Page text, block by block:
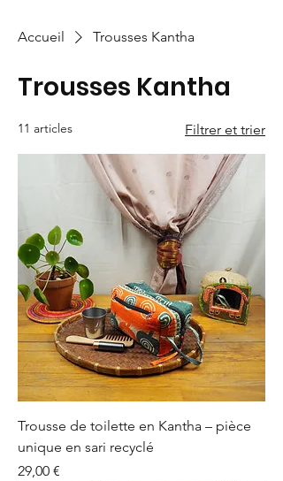
Accueil Trousses Kantha
Trousses Kantha
11 articles Filtrer et trier
Trousse de toilette en Kantha – pièce
unique en sari recyclé
Prix
29,00 €